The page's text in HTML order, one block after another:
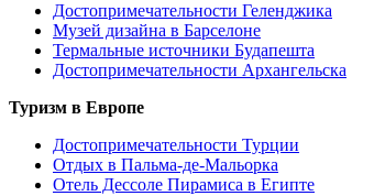
Достопримечательности Геленджика
Музей дизайна в Барселоне
Термальные источники Будапешта
Достопримечательности Архангельска
Туризм в Европе
Достопримечательности Турции
Отдых в Пальма-де-Мальорка
Отель Дессоле Пирамиса в Египте